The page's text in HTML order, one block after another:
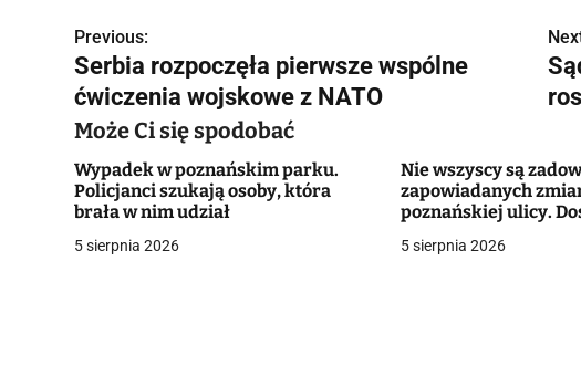
N
a
w
i
g
a
Previous:
Serbia rozpoczęła pierwsze wspólne
ćwiczenia wojskowe z NATO
Może Ci się spodobać
Wypadek w poznańskim parku.
Policjanci szukają osoby, która
brała w nim udział
5 sierpnia 2026
Nie wszyscy są
zapowiadanych
poznańskiej ulicy.
5 sierpnia 2026